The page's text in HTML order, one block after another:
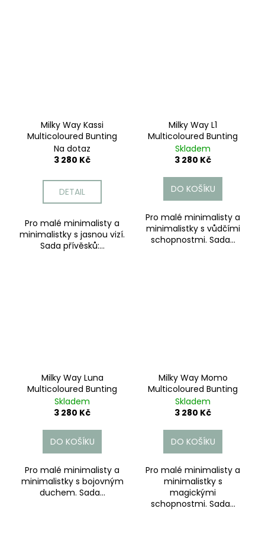
Milky Way Kassi
Multicoloured Bunting
Na dotaz
3 280 Kč
DETAIL
Pro malé minimalisty a
minimalistky s jasnou vizí.
Sada přívěsků:...
Milky Way L1
Multicoloured Bunting
Skladem
3 280 Kč
DO KOŠÍKU
Pro malé minimalisty a
minimalistky s vůdčími
schopnostmi. Sada...
Milky Way Luna
Multicoloured Bunting
Skladem
3 280 Kč
DO KOŠÍKU
Pro malé minimalisty a
minimalistky s bojovným
duchem. Sada...
Milky Way Momo
Multicoloured Bunting
Skladem
3 280 Kč
DO KOŠÍKU
Pro malé minimalisty a
minimalistky s
magickými
schopnostmi. Sada...